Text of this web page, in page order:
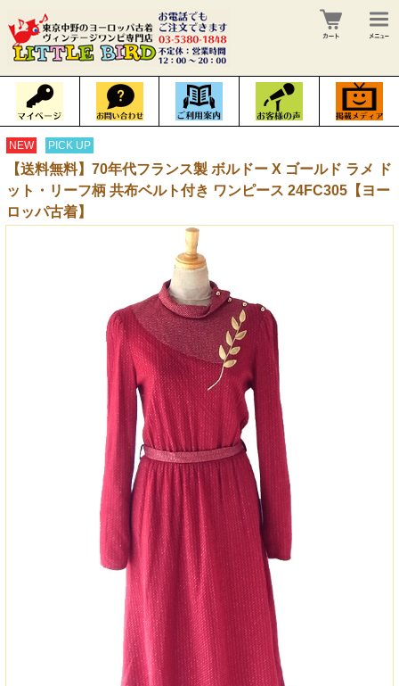
NEW PICK UP
【送料無料】70年代フランス製 ボルドー X ゴールド ラメ ド
ット・リーフ柄 共布ベルト付き ワンピース 24FC305【ヨー
ロッパ古着】